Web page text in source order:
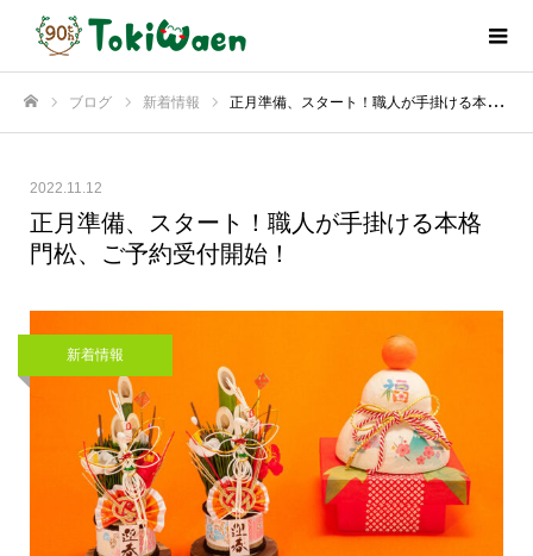
ブログ 新着情報 正月準備、スタート！職人が手掛ける本格門松、ご予約受付開始！
2022.11.12
正月準備、スタート！職人が手掛ける本格
門松、ご予約受付開始！
新着情報